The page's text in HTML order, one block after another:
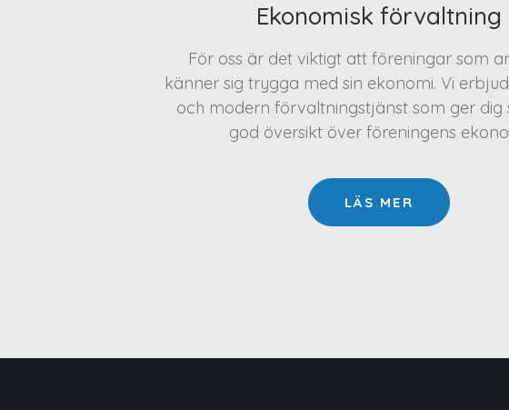
Ekonomisk förvaltning
För oss är det viktigt att föreningar som
känner sig trygga med sin ekonomi. Vi
och modern förvaltningstjänst som ger dig
god översikt över föreningens
LÄS MER